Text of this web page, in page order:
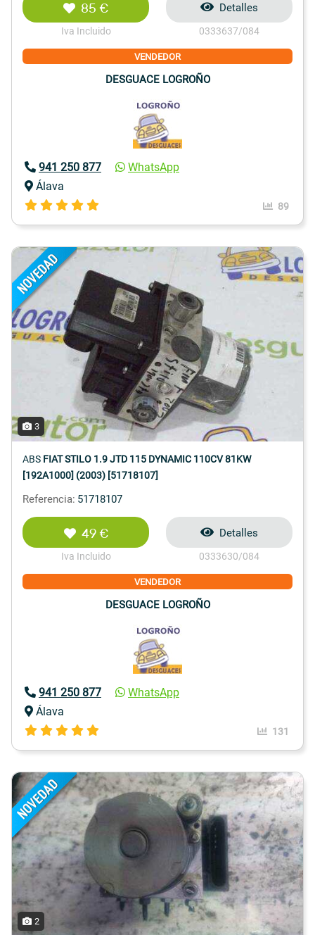
85 €
Iva Incluido
Detalles
0333637/084
VENDEDOR
DESGUACE LOGROÑO
941 250 877
WhatsApp
Álava
89
3
ABS FIAT STILO 1.9 JTD 115 DYNAMIC 110CV 81KW
[192A1000] (2003) [51718107]
Referencia: 51718107
49 €
Iva Incluido
Detalles
0333630/084
VENDEDOR
DESGUACE LOGROÑO
941 250 877
WhatsApp
Álava
131
2